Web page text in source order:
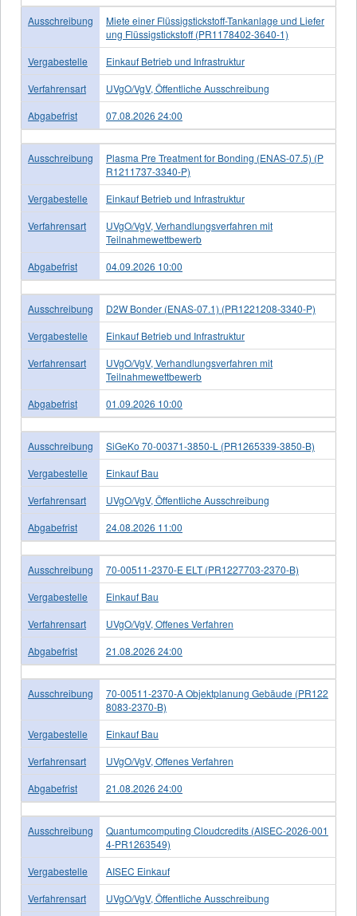
Ausschreibung
Miete einer Flüssigstickstoff-Tankanlage und Liefer
ung Flüssigstickstoff (PR1178402-3640-1)
Vergabestelle
Einkauf Betrieb und Infrastruktur
Verfahrensart
UVgO/VgV, Öffentliche Ausschreibung
Abgabefrist
07.08.2026 24:00
Ausschreibung
Plasma Pre Treatment for Bonding (ENAS-07.5) (P
R1211737-3340-P)
Vergabestelle
Einkauf Betrieb und Infrastruktur
Verfahrensart
UVgO/VgV, Verhandlungsverfahren mit
Teilnahmewettbewerb
Abgabefrist
04.09.2026 10:00
Ausschreibung
D2W Bonder (ENAS-07.1) (PR1221208-3340-P)
Vergabestelle
Einkauf Betrieb und Infrastruktur
Verfahrensart
UVgO/VgV, Verhandlungsverfahren mit
Teilnahmewettbewerb
Abgabefrist
01.09.2026 10:00
Ausschreibung
SiGeKo 70-00371-3850-L (PR1265339-3850-B)
Vergabestelle
Einkauf Bau
Verfahrensart
UVgO/VgV, Öffentliche Ausschreibung
Abgabefrist
24.08.2026 11:00
Ausschreibung
70-00511-2370-E ELT (PR1227703-2370-B)
Vergabestelle
Einkauf Bau
Verfahrensart
UVgO/VgV, Offenes Verfahren
Abgabefrist
21.08.2026 24:00
Ausschreibung
70-00511-2370-A Objektplanung Gebäude (PR122
8083-2370-B)
Vergabestelle
Einkauf Bau
Verfahrensart
UVgO/VgV, Offenes Verfahren
Abgabefrist
21.08.2026 24:00
Ausschreibung
Quantumcomputing Cloudcredits (AISEC-2026-001
4-PR1263549)
Vergabestelle
AISEC Einkauf
Verfahrensart
UVgO/VgV, Öffentliche Ausschreibung